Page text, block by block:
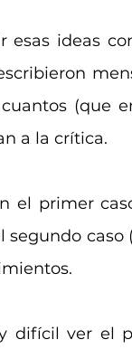
ideas
(que
a la crítica.
el primer
segundo
difícil ver el